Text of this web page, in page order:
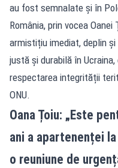
au fost semnalate și în
România, prin vocea
armistițiu imediat, deplin
justă și durabilă în
respectarea integrității
ONU.
Oana Țoiu: „Este
ani a apartenenței
o reuniune de